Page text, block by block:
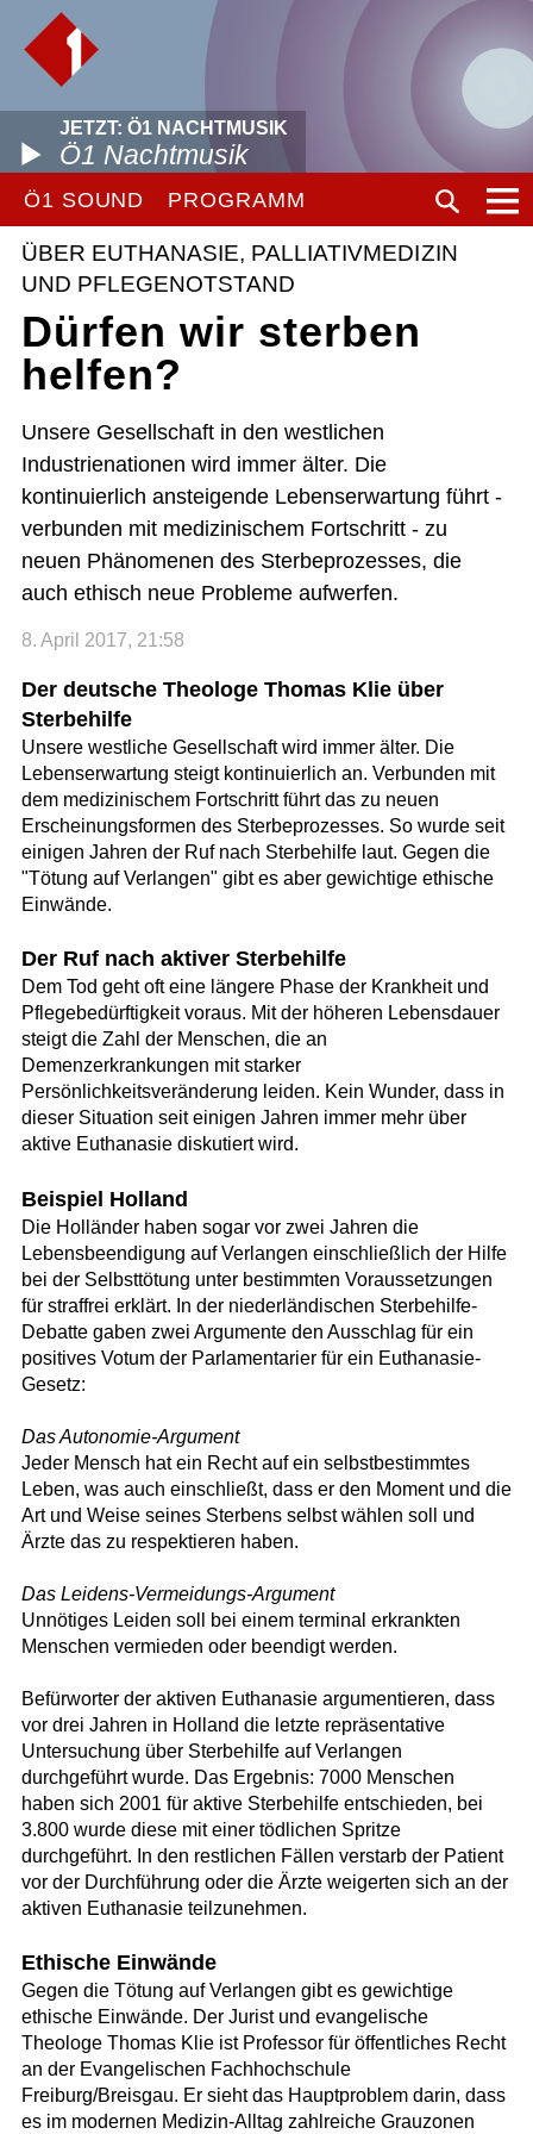
JETZT: Ö1 NACHTMUSIK
Ö1 Nachtmusik
Ö1 SOUND PROGRAMM
ÜBER EUTHANASIE, PALLIATIVMEDIZIN
UND PFLEGENOTSTAND
Dürfen wir sterben
helfen?
Unsere Gesellschaft in den westlichen
Industrienationen wird immer älter. Die
kontinuierlich ansteigende Lebenserwartung führt -
verbunden mit medizinischem Fortschritt - zu
neuen Phänomenen des Sterbeprozesses, die
auch ethisch neue Probleme aufwerfen.
8. April 2017, 21:58
Der deutsche Theologe Thomas Klie über
Sterbehilfe
Unsere westliche Gesellschaft wird immer älter. Die
Lebenserwartung steigt kontinuierlich an. Verbunden mit
dem medizinischem Fortschritt führt das zu neuen
Erscheinungsformen des Sterbeprozesses. So wurde seit
einigen Jahren der Ruf nach Sterbehilfe laut. Gegen die
"Tötung auf Verlangen" gibt es aber gewichtige ethische
Einwände.
Der Ruf nach aktiver Sterbehilfe
Dem Tod geht oft eine längere Phase der Krankheit und
Pflegebedürftigkeit voraus. Mit der höheren Lebensdauer
steigt die Zahl der Menschen, die an
Demenzerkrankungen mit starker
Persönlichkeitsveränderung leiden. Kein Wunder, dass in
dieser Situation seit einigen Jahren immer mehr über
aktive Euthanasie diskutiert wird.
Beispiel Holland
Die Holländer haben sogar vor zwei Jahren die
Lebensbeendigung auf Verlangen einschließlich der Hilfe
bei der Selbsttötung unter bestimmten Voraussetzungen
für straffrei erklärt. In der niederländischen Sterbehilfe-
Debatte gaben zwei Argumente den Ausschlag für ein
positives Votum der Parlamentarier für ein Euthanasie-
Gesetz:
Das Autonomie-Argument
Jeder Mensch hat ein Recht auf ein selbstbestimmtes
Leben, was auch einschließt, dass er den Moment und die
Art und Weise seines Sterbens selbst wählen soll und
Ärzte das zu respektieren haben.
Das Leidens-Vermeidungs-Argument
Unnötiges Leiden soll bei einem terminal erkrankten
Menschen vermieden oder beendigt werden.
Befürworter der aktiven Euthanasie argumentieren, dass
vor drei Jahren in Holland die letzte repräsentative
Untersuchung über Sterbehilfe auf Verlangen
durchgeführt wurde. Das Ergebnis: 7000 Menschen
haben sich 2001 für aktive Sterbehilfe entschieden, bei
3.800 wurde diese mit einer tödlichen Spritze
durchgeführt. In den restlichen Fällen verstarb der Patient
vor der Durchführung oder die Ärzte weigerten sich an der
aktiven Euthanasie teilzunehmen.
Ethische Einwände
Gegen die Tötung auf Verlangen gibt es gewichtige
ethische Einwände. Der Jurist und evangelische
Theologe Thomas Klie ist Professor für öffentliches Recht
an der Evangelischen Fachhochschule
Freiburg/Breisgau. Er sieht das Hauptproblem darin, dass
es im modernen Medizin-Alltag zahlreiche Grauzonen